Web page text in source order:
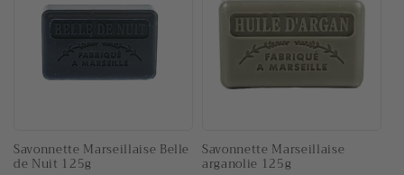
Savonnette Marseillaise Belle
de Nuit 125g
Savonnette Marseillaise
arganolie 125g